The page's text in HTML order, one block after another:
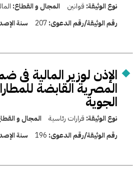
نوع الوثيقة: قوانين المجال و القطاع:
رقم الوثيقة/رقم الدعوى:207 سنة
الإذن لوزير المالية فى
المصرية القابضة
الجوية
نوع الوثيقة: قرارات رئاسية المجال و
رقم الوثيقة/رقم الدعوى: 196 سنة